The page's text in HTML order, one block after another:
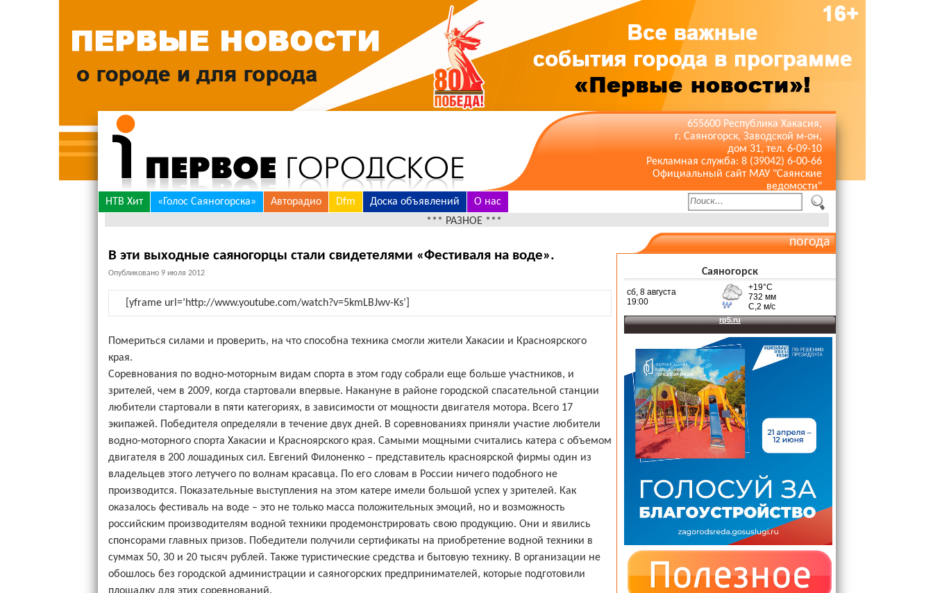
655600 Республика Хакасия,
г. Саяногорск, Заводской м-он,
дом 31, тел. 6-09-10
Рекламная служба: 8 (39042) 6-00-66
Официальный сайт МАУ "Саянские
ведомости"
Skip
НТВ Хит «Голос Саяногорска» Авторадио Dfm Доска объявлений
О нас
*** РАЗНОЕ ***
В эти выходные саяногорцы стали свидетелями «Фестиваля на воде».
Опубликовано9 июля 2012
[yframe url=’http://www.youtube.com/watch?v=5kmLBJwv-Ks’]
Помериться силами и проверить, на что способна техника смогли жители Хакасии и Красноярского
края.
Соревнования по водно-моторным видам спорта в этом году собрали еще больше участников, и
зрителей, чем в 2009, когда стартовали впервые. Накануне в районе городской спасательной станции
любители стартовали в пяти категориях, в зависимости от мощности двигателя мотора. Всего 17
экипажей. Победителя определяли в течение двух дней. В соревнованиях приняли участие любители
водно-моторного спорта Хакасии и Красноярского края. Самыми мощными считались катера с объемом
двигателя в 200 лошадиных сил. Евгений Филоненко – представитель красноярской фирмы один из
владельцев этого летучего по волнам красавца. По его словам в России ничего подобного не
производится. Показательные выступления на этом катере имели большой успех у зрителей. Как
оказалось фестиваль на воде – это не только масса положительных эмоций, но и возможность
российским производителям водной техники продемонстрировать свою продукцию. Они и явились
спонсорами главных призов. Победители получили сертификаты на приобретение водной техники в
суммах 50, 30 и 20 тысяч рублей. Также туристические средства и бытовую технику. В организации не
обошлось без городской администрации и саяногорских предпринимателей, которые подготовили
погода
Саяногорск